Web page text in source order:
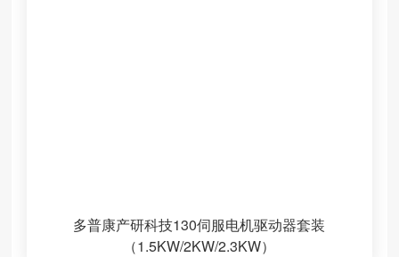
多普康产研科技130伺服电机驱动器套装
（1.5KW/2KW/2.3KW）